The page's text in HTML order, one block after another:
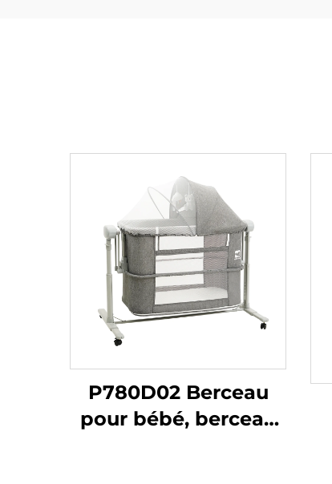
P780D02 Berceau
pour bébé, berceau